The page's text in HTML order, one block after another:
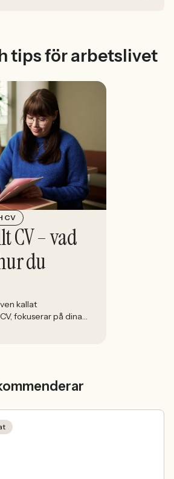
tips för arbetslivet
CV
CV – vad
du
kallat
fokuserar på dina
snarare än